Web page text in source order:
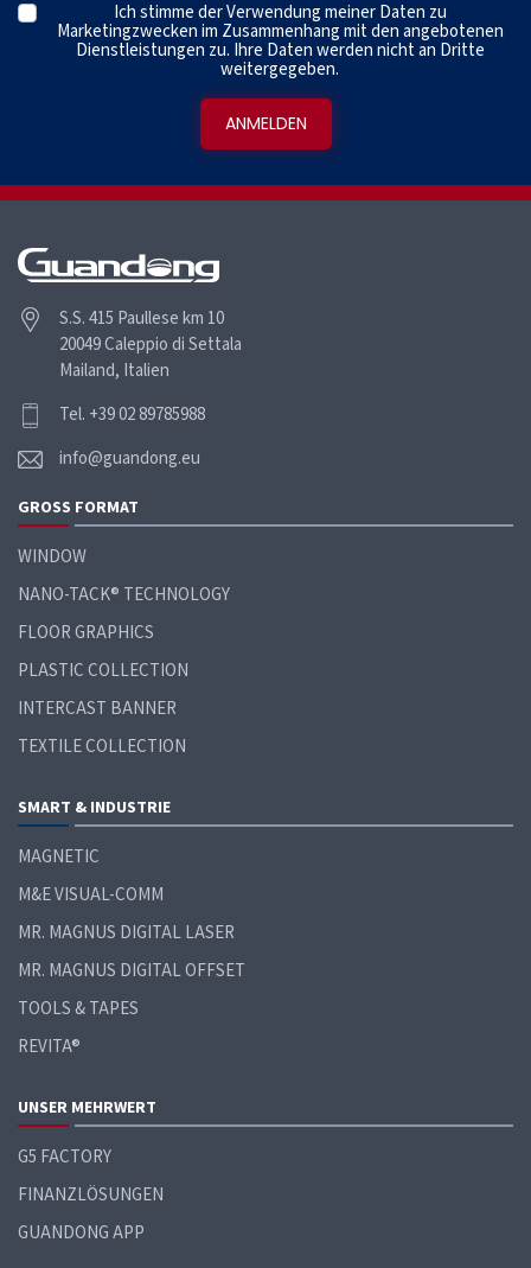
Ich stimme der Verwendung meiner Daten zu
Marketingzwecken im Zusammenhang mit den angebotenen
Dienstleistungen zu. Ihre Daten werden nicht an Dritte
weitergegeben.
S.S. 415 Paullese km 10
20049 Caleppio di Settala
Mailand, Italien
Tel. +39 02 89785988
info@guandong.eu
GROSS FORMAT
WINDOW
NANO-TACK® TECHNOLOGY
FLOOR GRAPHICS
PLASTIC COLLECTION
INTERCAST BANNER
TEXTILE COLLECTION
SMART & INDUSTRIE
MAGNETIC
M&E VISUAL-COMM
MR. MAGNUS DIGITAL LASER
MR. MAGNUS DIGITAL OFFSET
TOOLS & TAPES
REVITA®
UNSER MEHRWERT
G5 FACTORY
FINANZLÖSUNGEN
GUANDONG APP